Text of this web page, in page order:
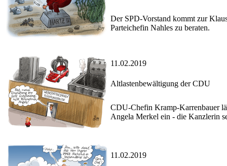
Der SPD-Vorstand kommt zur
Parteichefin Nahles zu beraten.
11.02.2019
Altlastenbewältigung der CDU
CDU-Chefin Kramp-Karrenbauer
Angela Merkel ein - die Kanzlerin
11.02.2019